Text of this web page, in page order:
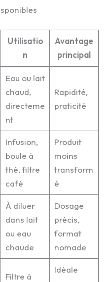
Utilisatio
n
Avantage
principal
Eau ou lait
chaud,
directeme
nt
Rapidité,
praticité
Infusion,
boule à
thé, filtre
café
Produit
moins
transform
é
À diluer
dans lait
ou eau
chaude
Dosage
précis,
format
nomade
Filtre à
Idéale